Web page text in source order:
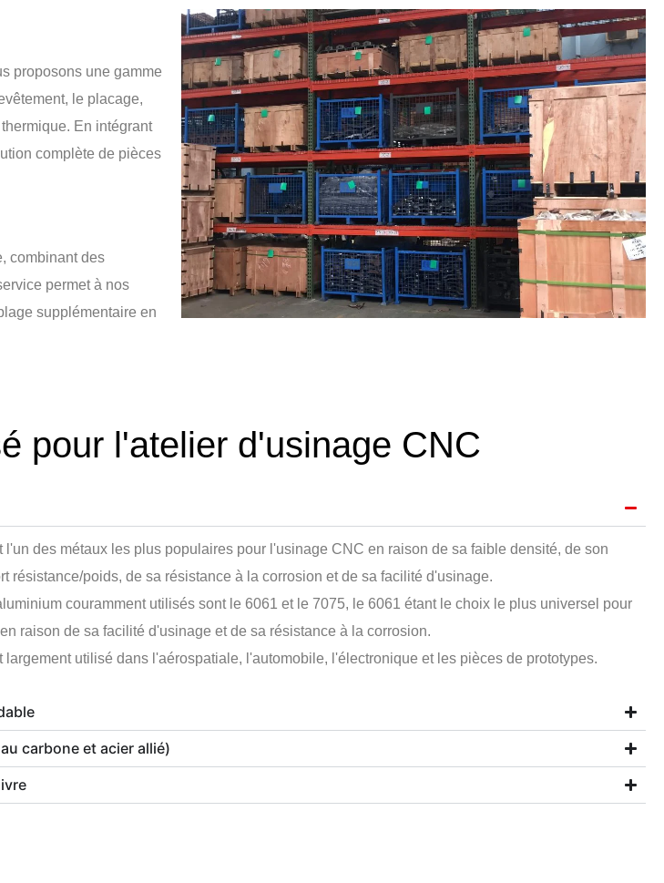
proposons une gamme
le placage,
En intégrant
complète de pièces
combinant des
permet à nos
supplémentaire en
pour l'atelier d'usinage CNC
l'un des métaux les plus populaires pour l'usinage CNC en raison de sa faible densité, de son
résistance/poids, de sa résistance à la corrosion et de sa facilité d'usinage.
couramment utilisés sont le 6061 et le 7075, le 6061 étant le choix le plus universel pour
raison de sa facilité d'usinage et de sa résistance à la corrosion.
largement utilisé dans l'aérospatiale, l'automobile, l'électronique et les pièces de prototypes.
carbone et acier allié)